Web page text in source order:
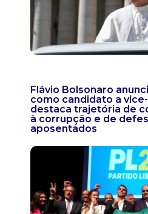
Flávio Bolsonaro
como candidato a
destaca trajetória de
à corrupção e de
aposentados